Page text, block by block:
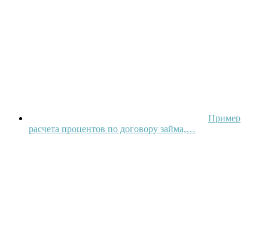
Пример
расчета процентов по договору займа,…